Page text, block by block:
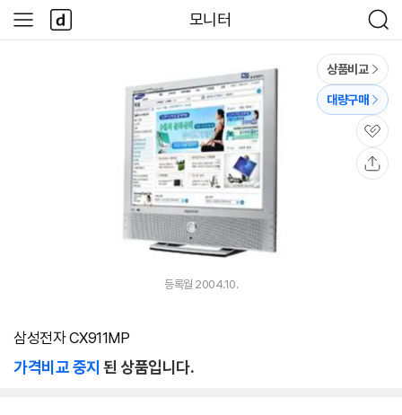
모니터
검
색
사
이
다
나
와
상품비교
대량구매
관
심
등록월 2004.10.
삼성전자 CX911MP
가격비교 중지 된 상품입니다.